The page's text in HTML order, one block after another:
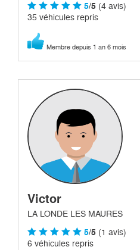
5/5 (4 avis)
35 véhicules repris
Membre depuis 1 an 6 mois
Victor
LA LONDE LES MAURES
5/5 (1 avis)
6 véhicules repris